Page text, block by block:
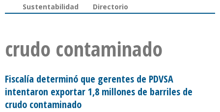
Sustentabilidad
Directorio
crudo contaminado
Fiscalía determinó que gerentes de PDVSA
intentaron exportar 1,8 millones de barriles de
crudo contaminado